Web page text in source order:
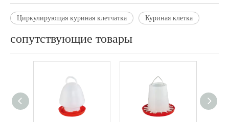
Циркулирующая куриная клетчатка Куриная клетка
сопутствующие товары